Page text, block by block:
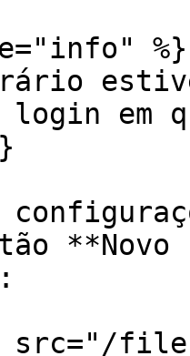
%}
login em
src="/